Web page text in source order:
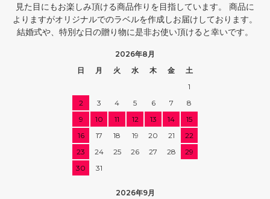
見た目にもお楽しみ頂ける商品作りを目指しています。 商品に
よりますがオリジナルでのラベルを作成しお届けしております。
結婚式や、特別な日の贈り物に是非お使い頂けると幸いです。
2026年8月
日
月 火 水 木 金
土
1
2
3 4 5 6 7
8
9
10 11 12 13 14
15
16
17 18 19 20 21
22
23
24 25 26 27 28
29
30
31
2026年9月